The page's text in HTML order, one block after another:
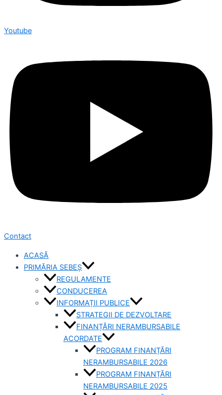
Youtube
Contact
ACASĂ
PRIMĂRIA SEBEȘ
REGULAMENTE
CONDUCEREA
INFORMAȚII PUBLICE
STRATEGII DE DEZVOLTARE
FINANȚĂRI NERAMBURSABILE
ACORDATE
PROGRAM FINANȚĂRI
NERAMBURSABILE 2026
PROGRAM FINANȚĂRI
NERAMBURSABILE 2025